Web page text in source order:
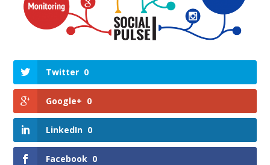
Twitter 0
Google+ 0
LinkedIn 0
Facebook 0